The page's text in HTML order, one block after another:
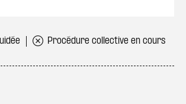
Procédure collective en cours